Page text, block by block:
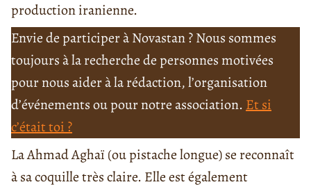
production iranienne.
Envie de participer à Novastan ? Nous sommes
toujours à la recherche de personnes motivées
pour nous aider à la rédaction, l’organisation
d’événements ou pour notre association. Et si
c’était toi ?
La Ahmad Aghaï (ou pistache longue) se reconnaît
à sa coquille très claire. Elle est également